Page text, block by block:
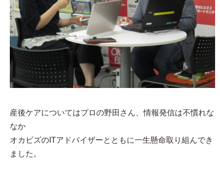
産後ケアについてはプロの野田さん、情報発信は不慣れな
なか
オカビズのITアドバイザーとともに一生懸命取り組んでき
ました。